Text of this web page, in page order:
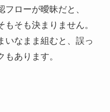
ローが曖昧だと、
もそも決まりません。
いなまま組むと、誤っ
あります。